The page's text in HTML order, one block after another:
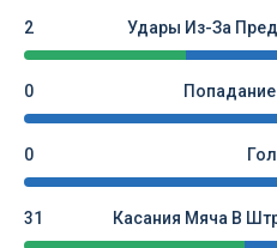
2 Удары Из-За
0
0
31 Касания Мяча В